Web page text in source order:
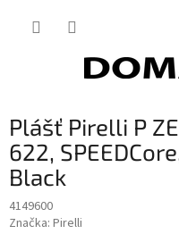
Plášť Pirelli P
622,
Black
4149600
Značka: Pirelli